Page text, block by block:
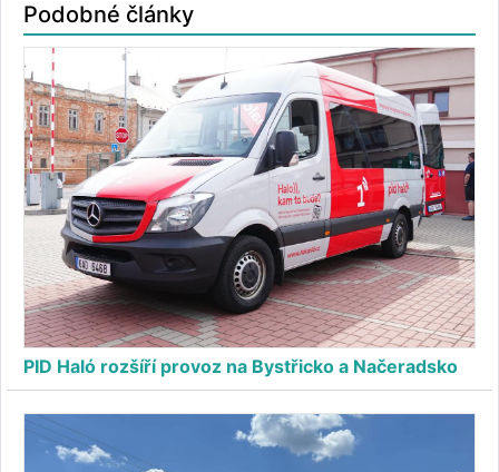
Podobné články
PID Haló rozšíří provoz na Bystřicko a Načeradsko